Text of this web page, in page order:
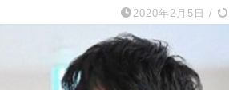
2020年2月5日 /